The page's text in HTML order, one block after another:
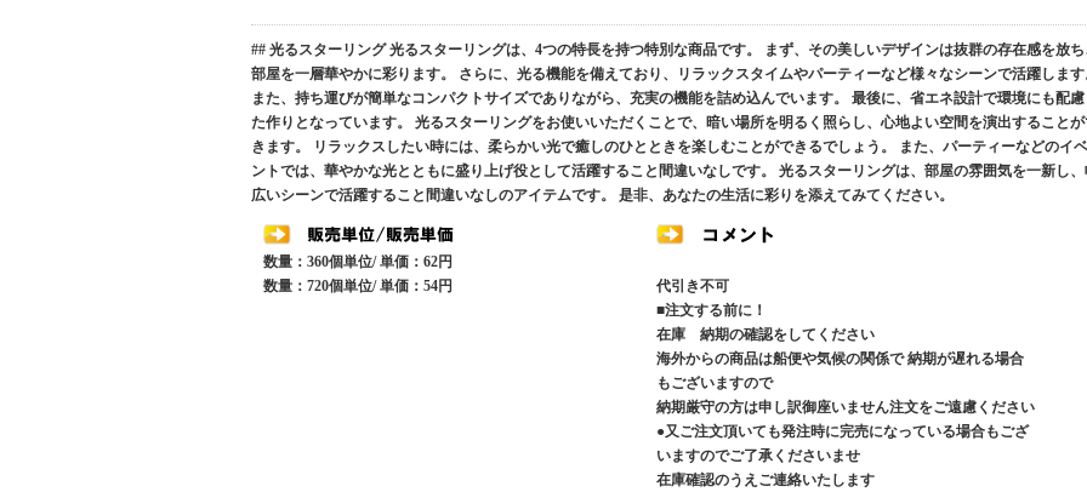
## 光るスターリング 光るスターリングは、4つの特長を持つ特別な商品です。 まず、その美しいデザインは抜群の存在感を放
部屋を一層華やかに彩ります。 さらに、光る機能を備えており、リラックスタイムやパーティーなど様々なシーンで活躍しま
また、持ち運びが簡単なコンパクトサイズでありながら、充実の機能を詰め込んでいます。 最後に、省エネ設計で環境にも配
た作りとなっています。 光るスターリングをお使いいただくことで、暗い場所を明るく照らし、心地よい空間を演出すること
きます。 リラックスしたい時には、柔らかい光で癒しのひとときを楽しむことができるでしょう。 また、パーティーなどのイベ
ントでは、華やかな光とともに盛り上げ役として活躍すること間違いなしです。 光るスターリングは、部屋の雰囲気を一新し
広いシーンで活躍すること間違いなしのアイテムです。 是非、あなたの生活に彩りを添えてみてください。
数量：360個単位/ 単価：62円
数量：720個単位/ 単価：54円
代引き不可
■注文する前に！
在庫 納期の確認をしてください
海外からの商品は船便や気候の関係で 納期が遅れる場合
もございますので
納期厳守の方は申し訳御座いません注文をご遠慮ください
●又ご注文頂いても発注時に完売になっている場合もござ
いますのでご了承くださいませ
在庫確認のうえご連絡いたします